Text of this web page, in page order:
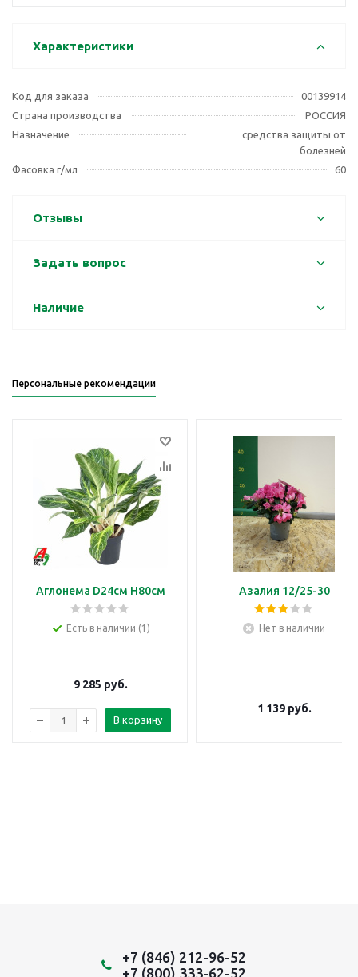
Характеристики
Код для заказа
00139914
Страна производства
РОССИЯ
Назначение
средства защиты от
болезней
Фасовка г/мл
60
Отзывы
Задать вопрос
Наличие
Персональные рекомендации
Аглонема D24см H80см
Есть в наличии (1)
9 285 руб.
В корзину
Азалия 12/25-30
Нет в наличии
1 139руб.
+7 (846) 212-96-52
+7 (800) 333-62-52